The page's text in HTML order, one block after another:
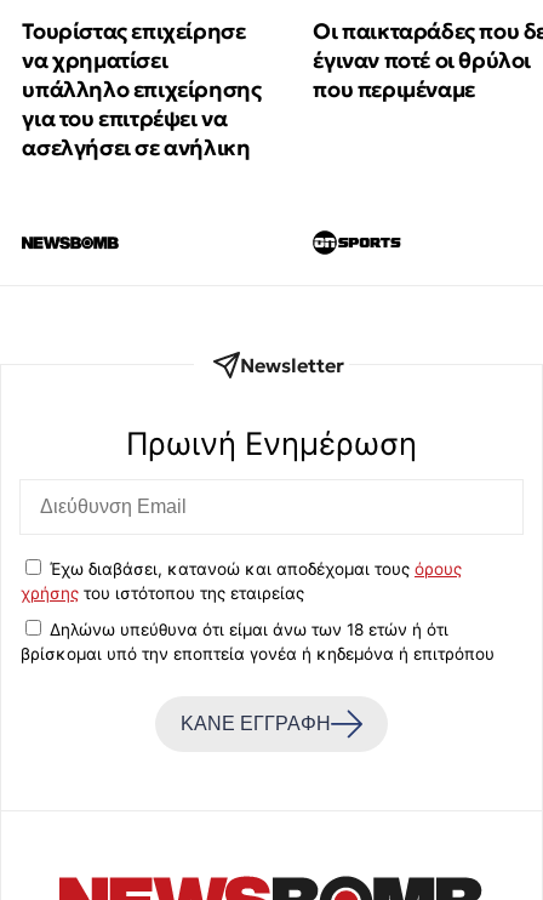
Τουρίστας επιχείρησε
να χρηματίσει
υπάλληλο επιχείρησης
για του επιτρέψει να
ασελγήσει σε ανήλικη
Οι παικταράδες που
έγιναν ποτέ οι θρύλοι
που περιμέναμε
Newsletter
Πρωινή Eνημέρωση
Έχω διαβάσει, κατανοώ και αποδέχομαι τους όρους
χρήσης του ιστότοπου της εταιρείας
Δηλώνω υπεύθυνα ότι είμαι άνω των 18 ετών ή ότι
βρίσκομαι υπό την εποπτεία γονέα ή κηδεμόνα ή επιτρόπου
ΚΑΝΕ ΕΓΓΡΑΦΗ